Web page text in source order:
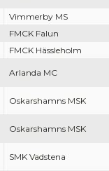
Vimmerby MS
FMCK Falun
FMCK Hässleholm
Arlanda MC
Oskarshamns MSK
Oskarshamns MSK
SMK Vadstena